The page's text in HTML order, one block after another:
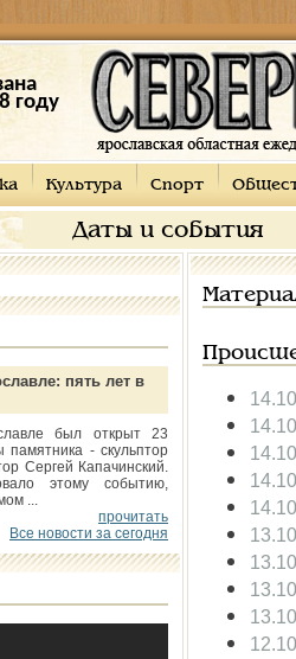
году
Культура Спорт
Даты и события
пять лет в
был открыт 23
памятника - скульптор
Сергей Капачинский.
этому событию,
...
прочитать
Все новости за сегодня